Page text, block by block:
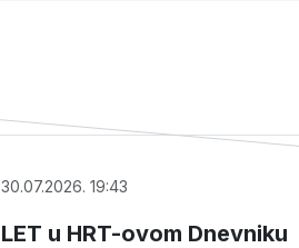
30.07.2026. 19:43
LET u HRT-ovom Dnevniku